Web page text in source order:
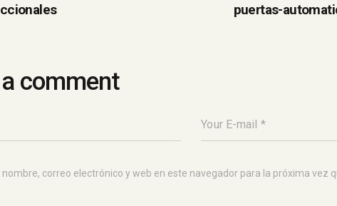
puertas-
comment
nombre, correo electrónico y web en este navegador para la próxima vez